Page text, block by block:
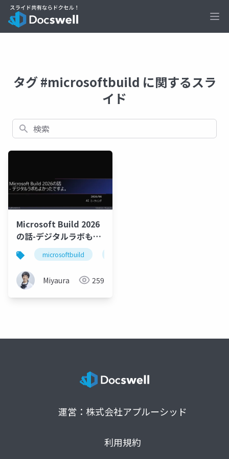
タグ #microsoftbuild に関するスラ
イド
検索
Microsoft Build 2026
の話-デジタルラボもよ
かったですよ
microsoftbuild
Miyaura 259
運営：株式会社アプルーシッド
利用規約